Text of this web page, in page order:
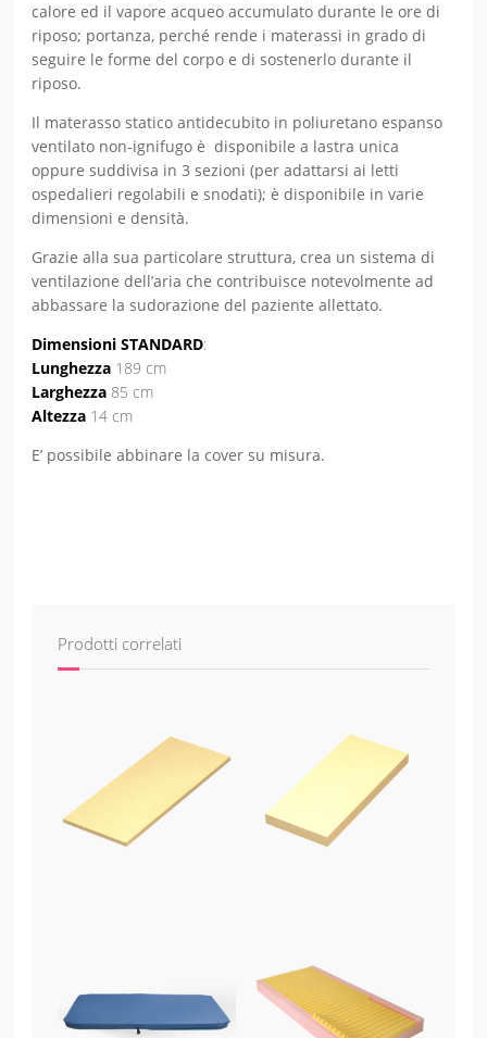
calore ed il vapore acqueo accumulato durante le ore di
riposo; portanza, perché rende i materassi in grado di
seguire le forme del corpo e di sostenerlo durante il
riposo.
Il materasso statico antidecubito in poliuretano espanso
ventilato non-ignifugo è disponibile a lastra unica
oppure suddivisa in 3 sezioni (per adattarsi ai letti
ospedalieri regolabili e snodati); è disponibile in varie
dimensioni e densità.
Grazie alla sua particolare struttura, crea un sistema di
ventilazione dell’aria che contribuisce notevolmente ad
abbassare la sudorazione del paziente allettato.
Dimensioni STANDARD:
Lunghezza 189 cm
Larghezza 85 cm
Altezza 14 cm
E’ possibile abbinare la cover su misura.
Prodotti correlati